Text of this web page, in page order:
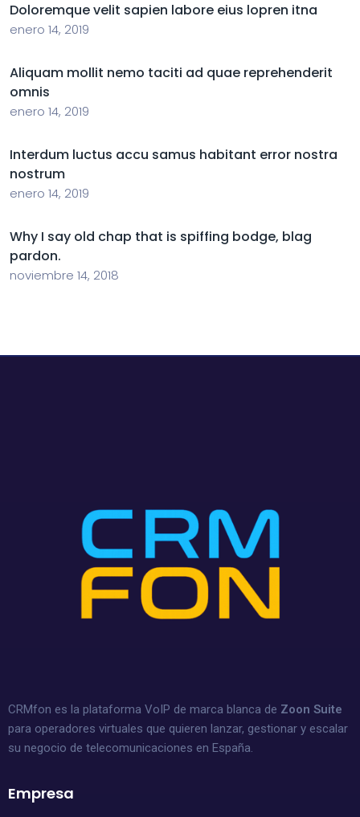
Doloremque velit sapien labore eius lopren itna
enero 14, 2019
Aliquam mollit nemo taciti ad quae reprehenderit
omnis
enero 14, 2019
Interdum luctus accu samus habitant error nostra
nostrum
enero 14, 2019
Why I say old chap that is spiffing bodge, blag
pardon.
noviembre 14, 2018
CRMfon es la plataforma VoIP de marca blanca de Zoon Suite
para operadores virtuales que quieren lanzar, gestionar y escalar
su negocio de telecomunicaciones en España.
Empresa